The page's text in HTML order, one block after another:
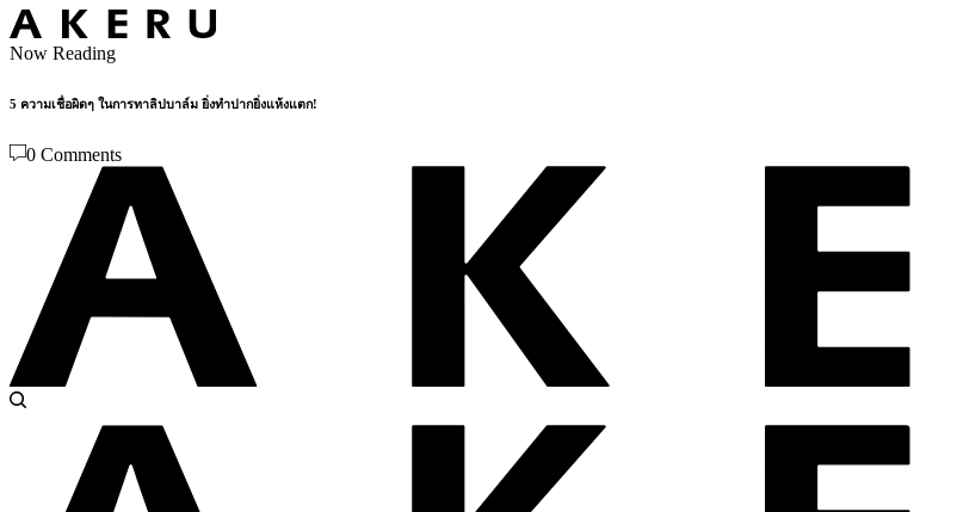
Now Reading
5 ความเชื่อผิดๆ ในการทาลิปบาล์ม ยิ่งทำปากยิ่งแห้งแตก!
0 Comments